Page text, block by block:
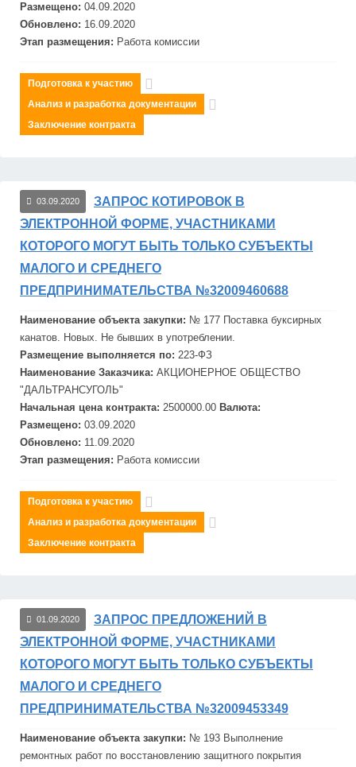
Размещено: 04.09.2020
Обновлено: 16.09.2020
Этап размещения: Работа комиссии
Подготовка к участию
Анализ и разработка документации
Заключение контракта
03.09.2020
ЗАПРОС КОТИРОВОК В
ЭЛЕКТРОННОЙ ФОРМЕ, УЧАСТНИКАМИ
КОТОРОГО МОГУТ БЫТЬ ТОЛЬКО СУБЪЕКТЫ
МАЛОГО И СРЕДНЕГО
ПРЕДПРИНИМАТЕЛЬСТВА №32009460688
Наименование объекта закупки: № 177 Поставка буксирных
канатов. Новых. Не бывших в употреблении.
Размещение выполняется по: 223-ФЗ
Наименование Заказчика: АКЦИОНЕРНОЕ ОБЩЕСТВО
"ДАЛЬТРАНСУГОЛЬ"
Начальная цена контракта: 2500000.00 Валюта:
Размещено: 03.09.2020
Обновлено: 11.09.2020
Этап размещения: Работа комиссии
Подготовка к участию
Анализ и разработка документации
Заключение контракта
01.09.2020
ЗАПРОС ПРЕДЛОЖЕНИЙ В
ЭЛЕКТРОННОЙ ФОРМЕ, УЧАСТНИКАМИ
КОТОРОГО МОГУТ БЫТЬ ТОЛЬКО СУБЪЕКТЫ
МАЛОГО И СРЕДНЕГО
ПРЕДПРИНИМАТЕЛЬСТВА №32009453349
Наименование объекта закупки: № 193 Выполнение
ремонтных работ по восстановлению защитного покрытия